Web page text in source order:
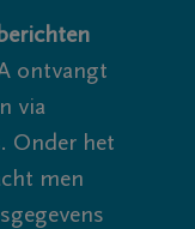
ontvangt
via
Onder het
men